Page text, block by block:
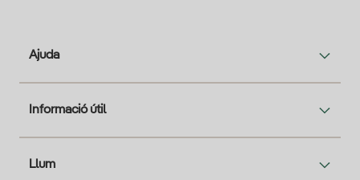
Ajuda
Informació útil
Llum